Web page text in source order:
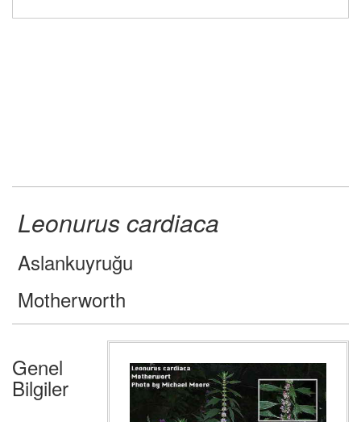
Leonurus cardiaca
Aslankuyruğu
Motherworth
Genel
Bilgiler